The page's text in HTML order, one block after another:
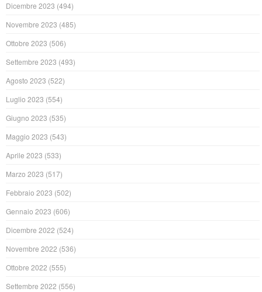
Dicembre 2023 (494)
Novembre 2023 (485)
Ottobre 2023 (506)
Settembre 2023 (493)
Agosto 2023 (522)
Luglio 2023 (554)
Giugno 2023 (535)
Maggio 2023 (543)
Aprile 2023 (533)
Marzo 2023 (517)
Febbraio 2023 (502)
Gennaio 2023 (606)
Dicembre 2022 (524)
Novembre 2022 (536)
Ottobre 2022 (555)
Settembre 2022 (556)